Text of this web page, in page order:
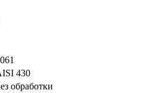
430
обработки